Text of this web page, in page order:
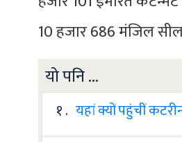
10 हजार 686 मंजिल
यो पनि ...
१ . यहां क्यों पहुंचीं